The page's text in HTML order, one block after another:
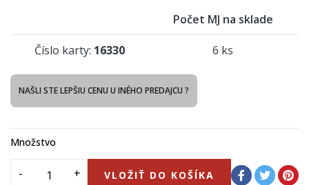
Počet MJ na sklade
Číslo karty: 16330 6 ks
NAŠLI STE LEPŠIU CENU U INÉHO PREDAJCU ?
Množstvo
VLOŽIŤ DO KOŠÍKA